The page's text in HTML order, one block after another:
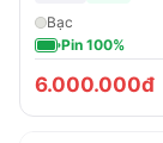
Bạc
Pin 100%
6.000.000đ